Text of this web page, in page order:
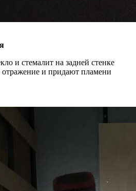
и стемалит на задней стенке
отражение и придают пламени